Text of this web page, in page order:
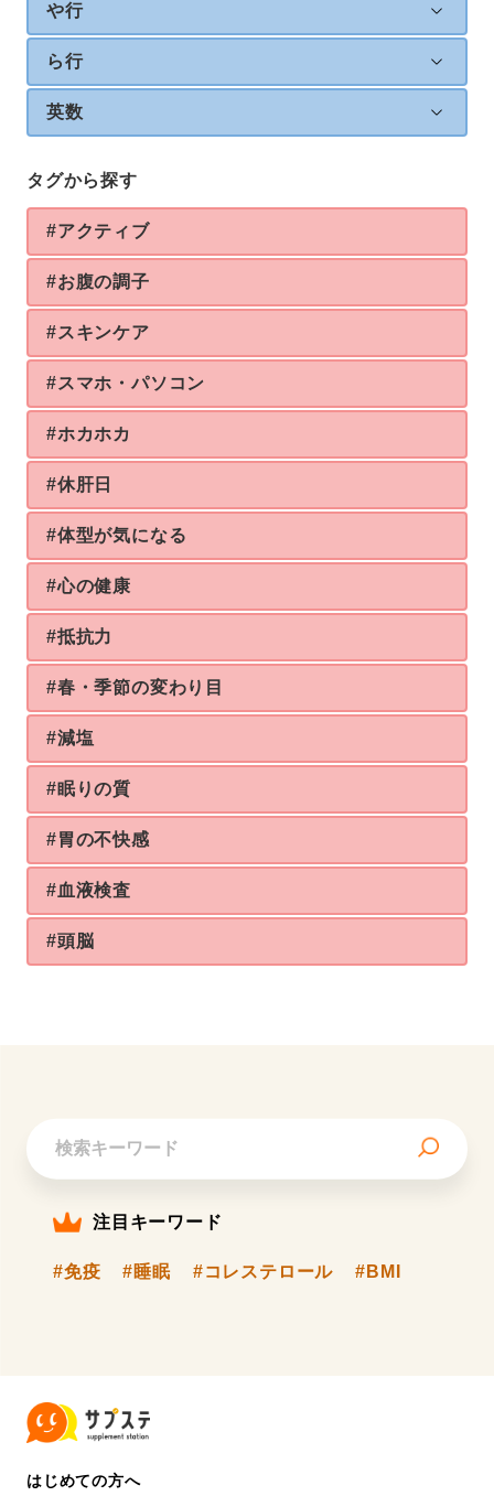
や行
ら行
英数
タグから探す
#アクティブ
#お腹の調子
#スキンケア
#スマホ・パソコン
#ホカホカ
#休肝日
#体型が気になる
#心の健康
#抵抗力
#春・季節の変わり目
#減塩
#眠りの質
#胃の不快感
#血液検査
#頭脳
注目キーワード
#免疫 #睡眠 #コレステロール #BMI
はじめての方へ